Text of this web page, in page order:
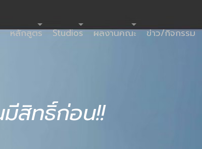
หลักสูตร Studios ผลงานคณะ ข่าว/กิจกรรม
มีสิทธิ์ก่อน!!